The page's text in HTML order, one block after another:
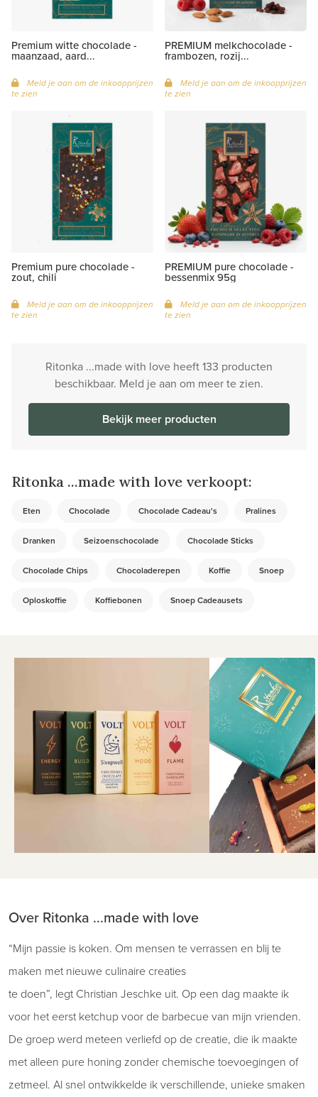
Premium witte chocolade -
maanzaad, aard...
Meld je aan om de inkoopprijzen
te zien
PREMIUM melkchocolade -
frambozen, rozij...
Meld je aan om de inkoopprijzen
te zien
Premium pure chocolade -
zout, chili
Meld je aan om de inkoopprijzen
te zien
PREMIUM pure chocolade -
bessenmix 95g
Meld je aan om de inkoopprijzen
te zien
Ritonka ...made with love heeft 133 producten
beschikbaar. Meld je aan om meer te zien.
Bekijk meer producten
Ritonka ...made with love verkoopt:
Eten Chocolade Chocolade Cadeau's Pralines
Dranken Seizoenschocolade Chocolade Sticks
Chocolade Chips Chocoladerepen Koffie Snoep
Oploskoffie Koffiebonen Snoep Cadeausets
Over Ritonka ...made with love
“Mijn passie is koken. Om mensen te verrassen en blij te
maken met nieuwe culinaire creaties
te doen”, legt Christian Jeschke uit. Op een dag maakte ik
voor het eerst ketchup voor de barbecue van mijn vrienden.
De groep werd meteen verliefd op de creatie, die ik maakte
met alleen pure honing zonder chemische toevoegingen of
zetmeel. Al snel ontwikkelde ik verschillende, unieke smaken